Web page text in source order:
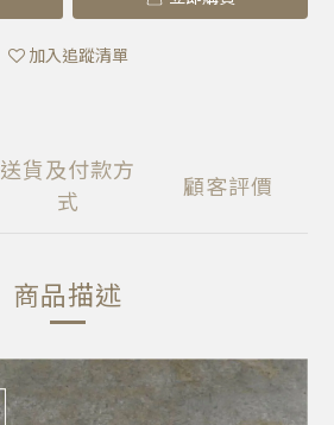
加入追蹤清單
送貨及付款方
式
顧客評價
商品描述